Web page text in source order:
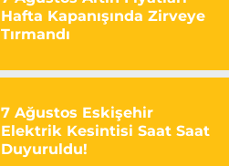
Hafta Kapanışında Zirveye
Tırmandı
7 Ağustos Eskişehir
Elektrik Kesintisi Saat Saat
Duyuruldu!